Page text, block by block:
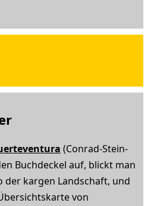
(Conrad-Stein-
Buchdeckel auf, blickt man
der kargen Landschaft, und
von